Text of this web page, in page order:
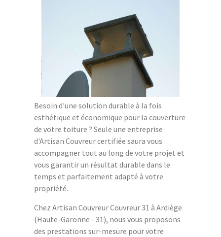
Besoin d'une solution durable à la fois
esthétique et économique pour la couverture
de votre toiture ? Seule une entreprise
d'Artisan Couvreur certifiée saura vous
accompagner tout au long de votre projet et
vous garantir un résultat durable dans le
temps et parfaitement adapté à votre
propriété.
Chez Artisan Couvreur Couvreur 31 à Ardiège
(Haute-Garonne - 31), nous vous proposons
des prestations sur-mesure pour votre